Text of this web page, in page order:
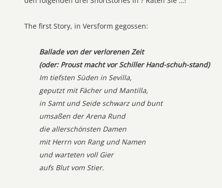
The first Story, in Versform gegossen:
Ballade von der verlorenen Zeit
(oder: Proust macht vor Schiller Hand-schuh-stand)
Im tiefsten Süden in Sevilla,
geputzt mit Fächer und Mantilla,
in Samt und Seide schwarz und bunt
umsaßen der Arena Rund
die allerschönsten Damen
mit Herrn von Rang und Namen
und warteten voll Gier
aufs Blut vom Stier.